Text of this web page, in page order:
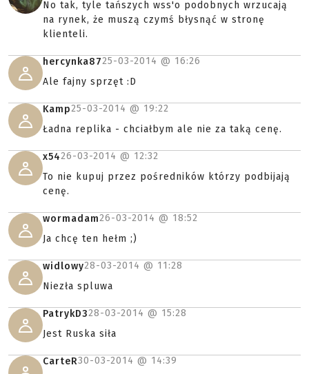
No tak, tyle tańszych wss'o podobnych wrzucają
na rynek, że muszą czymś błysnąć w stronę
klienteli.
hercynka8725-03-2014 @ 16:26
Ale fajny sprzęt :D
Kamp25-03-2014 @ 19:22
Ładna replika - chciałbym ale nie za taką cenę.
x5426-03-2014 @ 12:32
To nie kupuj przez pośredników którzy podbijają
cenę.
wormadam26-03-2014 @ 18:52
Ja chcę ten hełm ;)
widlowy28-03-2014 @ 11:28
Niezła spluwa
PatrykD328-03-2014 @ 15:28
Jest Ruska siła
CarteR30-03-2014 @ 14:39